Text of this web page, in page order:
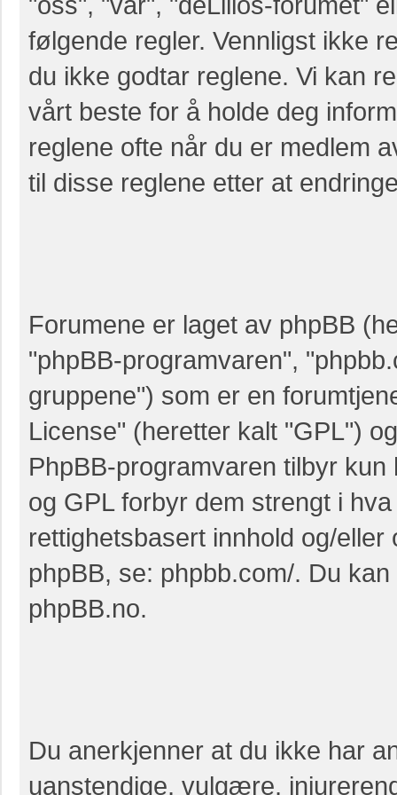
følgende regler. Vennligst ikke
du ikke godtar reglene. Vi kan
vårt beste for å holde deg
reglene ofte når du er medlem
til disse reglene etter at
Forumene er laget av phpBB
"phpBB-programvaren",
gruppene") som er en
License" (heretter kalt "GPL")
PhpBB-programvaren tilbyr
og GPL forbyr dem strengt i
rettighetsbasert innhold og/
phpBB, se: phpbb.com/. Du
phpBB.no.
Du anerkjenner at du ikke har
uanstendige, vulgære,